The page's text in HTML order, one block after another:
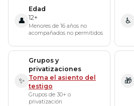
👤
Edad
12+
Menores de 16 años no
acompañados no permitidos
♿
✨
Grupos y
privatizaciones
Toma el asiento del
testigo
Grupos de 30+ o
privatización
🎁